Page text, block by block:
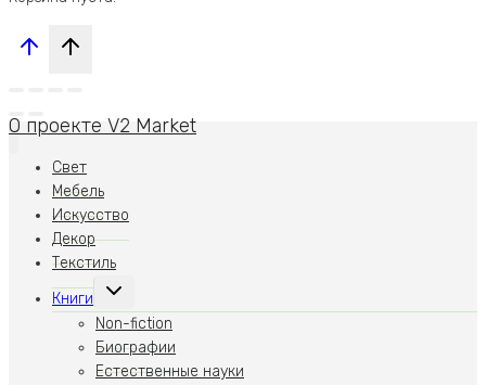
О проекте V2 Market
Свет
Мебель
Искусство
Декор
Текстиль
Книги
Переключить
меню
Non-fiction
Биографии
Естественные науки